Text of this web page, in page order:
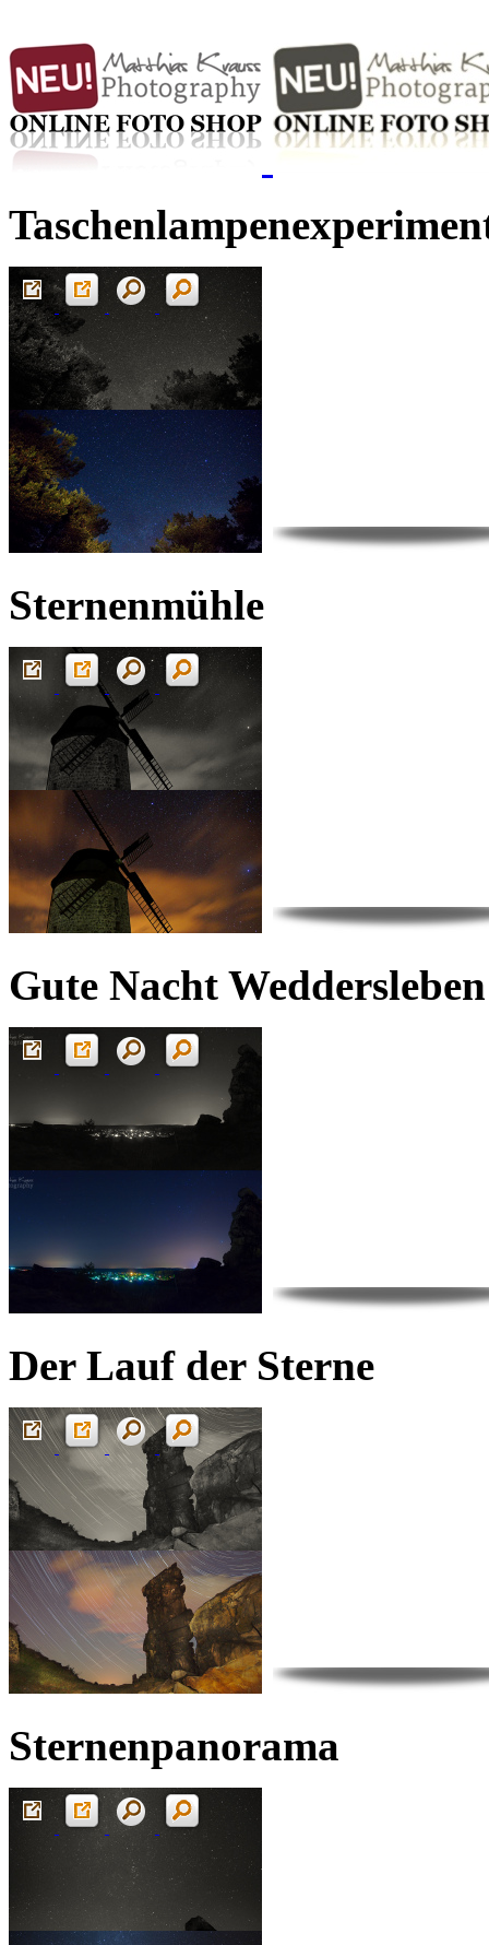
Sternenmühle
Gute Nacht Weddersleben
Der Lauf der Sterne
Sternenpanorama